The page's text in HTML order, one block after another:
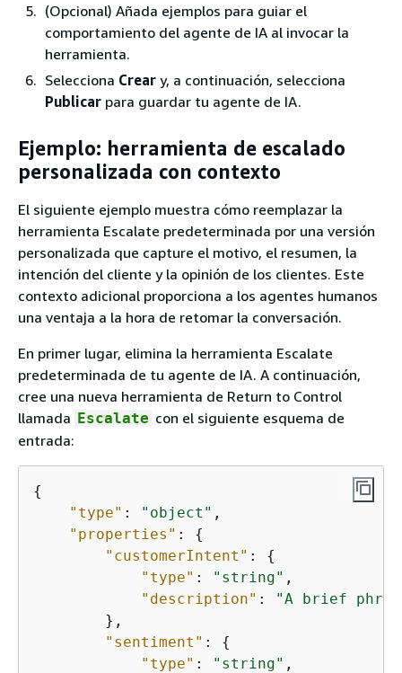
(Opcional) Añada ejemplos para guiar el
comportamiento del agente de IA al invocar la
herramienta.
Selecciona Crear y, a continuación, selecciona
Publicar para guardar tu agente de IA.
Ejemplo: herramienta de escalado
personalizada con contexto
El siguiente ejemplo muestra cómo reemplazar la
herramienta Escalate predeterminada por una versión
personalizada que capture el motivo, el resumen, la
intención del cliente y la opinión de los clientes. Este
contexto adicional proporciona a los agentes humanos
una ventaja a la hora de retomar la conversación.
En primer lugar, elimina la herramienta Escalate
predeterminada de tu agente de IA. A continuación,
cree una nueva herramienta de Return to Control
llamada Escalate con el siguiente esquema de
entrada:
{
"type" : "object" ,
"properties" : {
"customerIntent" : {
"type" : "string" ,
"description" :
"A brief
        },
"sentiment" : {
"type" : "string" ,